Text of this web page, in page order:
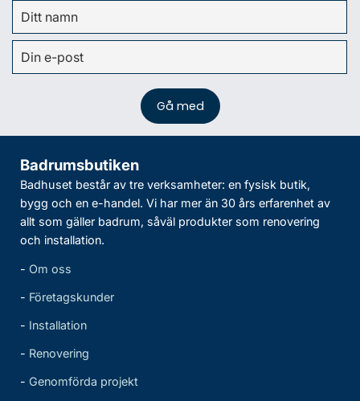
Badrumsbutiken
Badhuset består av tre verksamheter: en fysisk butik,
bygg och en e-handel. Vi har mer än 30 års erfarenhet av
allt som gäller badrum, såväl produkter som renovering
och installation.
- Om oss
- Företagskunder
- Installation
- Renovering
- Genomförda projekt